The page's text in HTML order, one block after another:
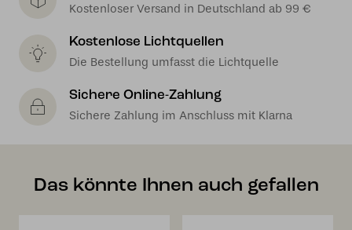
Kostenloser Versand in Deutschland ab 99 €
Kostenlose Lichtquellen
Die Bestellung umfasst die Lichtquelle
Sichere Online-Zahlung
Sichere Zahlung im Anschluss mit Klarna
Das könnte Ihnen auch gefallen